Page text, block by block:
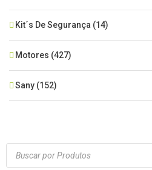
Kit´s De Segurança (14)
Motores (427)
Sany (152)
Xcmg(425)
Products
search